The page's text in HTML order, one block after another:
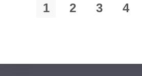
1 2 3 4